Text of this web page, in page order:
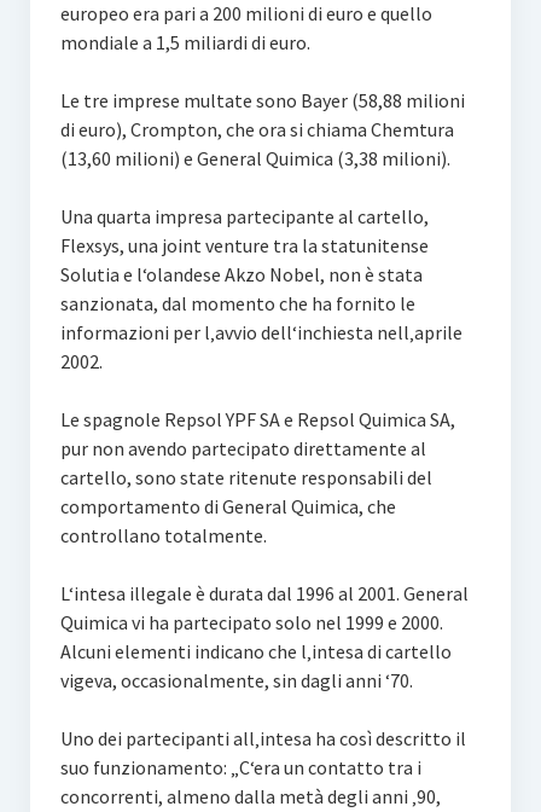
europeo era pari a 200 milioni di euro e quello
mondiale a 1,5 miliardi di euro.
Le tre imprese multate sono Bayer (58,88 milioni
di euro), Crompton, che ora si chiama Chemtura
(13,60 milioni) e General Quimica (3,38 milioni).
Una quarta impresa partecipante al cartello,
Flexsys, una joint venture tra la statunitense
Solutia e l‘olandese Akzo Nobel, non è stata
sanzionata, dal momento che ha fornito le
informazioni per l‚avvio dell‘inchiesta nell‚aprile
2002.
Le spagnole Repsol YPF SA e Repsol Quimica SA,
pur non avendo partecipato direttamente al
cartello, sono state ritenute responsabili del
comportamento di General Quimica, che
controllano totalmente.
L‘intesa illegale è durata dal 1996 al 2001. General
Quimica vi ha partecipato solo nel 1999 e 2000.
Alcuni elementi indicano che l‚intesa di cartello
vigeva, occasionalmente, sin dagli anni ‘70.
Uno dei partecipanti all‚intesa ha così descritto il
suo funzionamento: „C‘era un contatto tra i
concorrenti, almeno dalla metà degli anni ‚90,